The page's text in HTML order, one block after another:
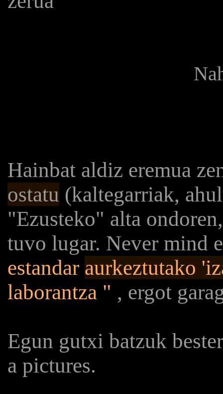
Hainbat aldiz eremua
ostatu (kaltegarriak,
"Ezusteko" alta
tuvo lugar. Never mind
estandar aurkeztutako
laborantza " , ergot
Egun gutxi batzuk
a pictures.